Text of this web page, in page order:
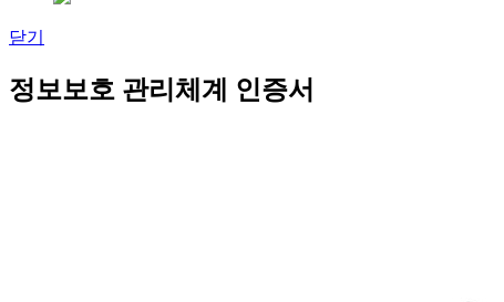
닫기
정보보호 관리체계 인증서